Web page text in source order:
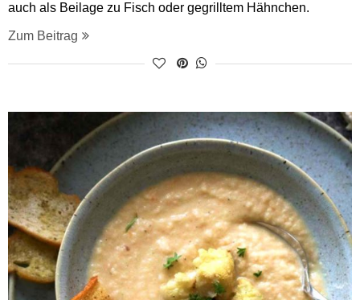
auch als Beilage zu Fisch oder gegrilltem Hähnchen.
Zum Beitrag